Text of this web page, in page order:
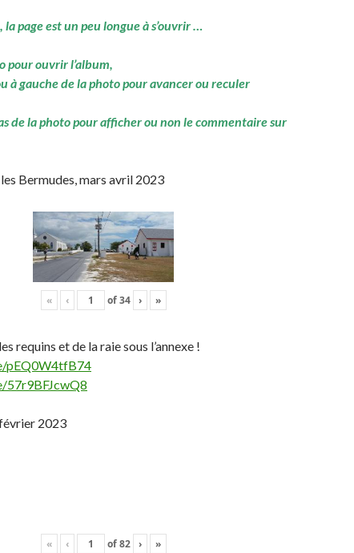
page est un peu longue à s’ouvrir …
pour ouvrir l’album,
à gauche de la photo pour avancer ou reculer
de la photo pour afficher ou non le commentaire sur
Bermudes, mars avril 2023
« ‹ of34 › »
requins et de la raie sous l’annexe !
pEQ0W4tfB74
57r9BFJcwQ8
2023
« ‹ of82 › »